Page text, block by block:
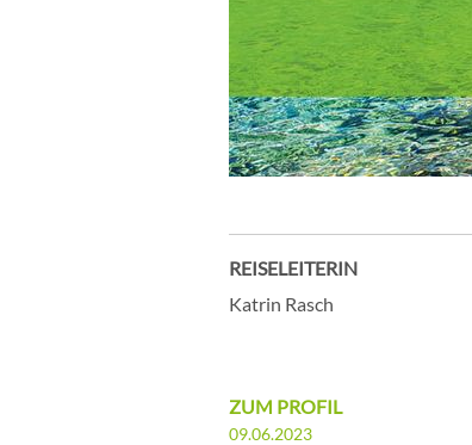
REISELEITERIN
Katrin Rasch
ZUM PROFIL
09.06.2023